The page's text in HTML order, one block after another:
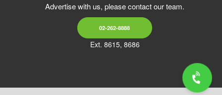
Advertise with us, please contact our team.
02-262-8888
Ext. 8615, 8686